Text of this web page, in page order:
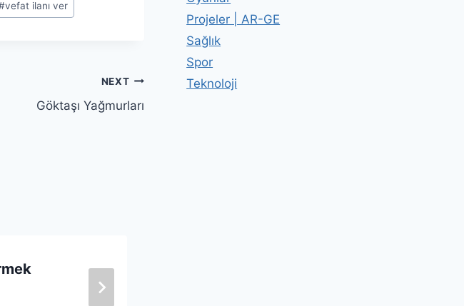
vefat ilanı ver
NEXT
Göktaşı Yağmurları
Projeler | AR-GE
Sağlık
Spor
Teknoloji